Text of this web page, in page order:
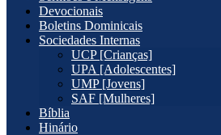
Devocionais
Boletins Dominicais
Sociedades Internas
UCP [Crianças]
UPA [Adolescentes]
UMP [Jovens]
SAF [Mulheres]
Bíblia
Hinário